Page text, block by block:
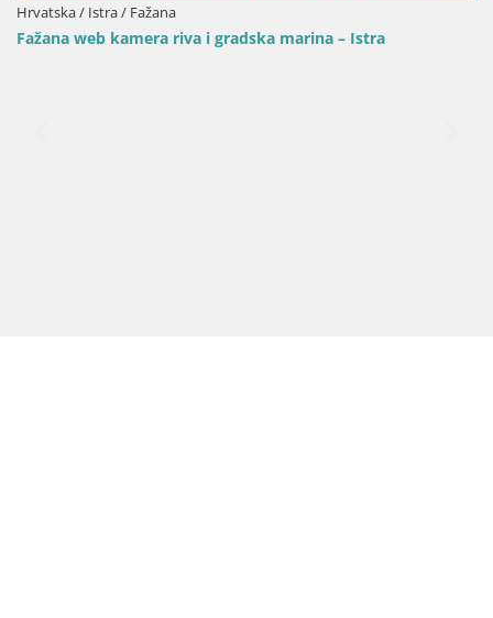
Hrvatska / Istra / Fažana
Fažana web kamera riva i gradska marina – Istra